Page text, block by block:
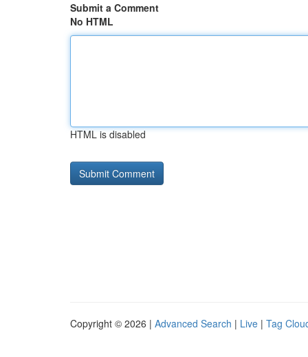
Submit a Comment
No HTML
HTML is disabled
Copyright © 2026 | Advanced Search | Live | Tag